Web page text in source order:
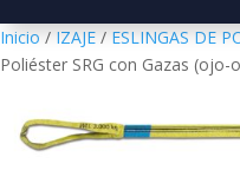
Inicio / IZAJE / ESLINGAS DE
Poliéster SRG con Gazas (ojo-